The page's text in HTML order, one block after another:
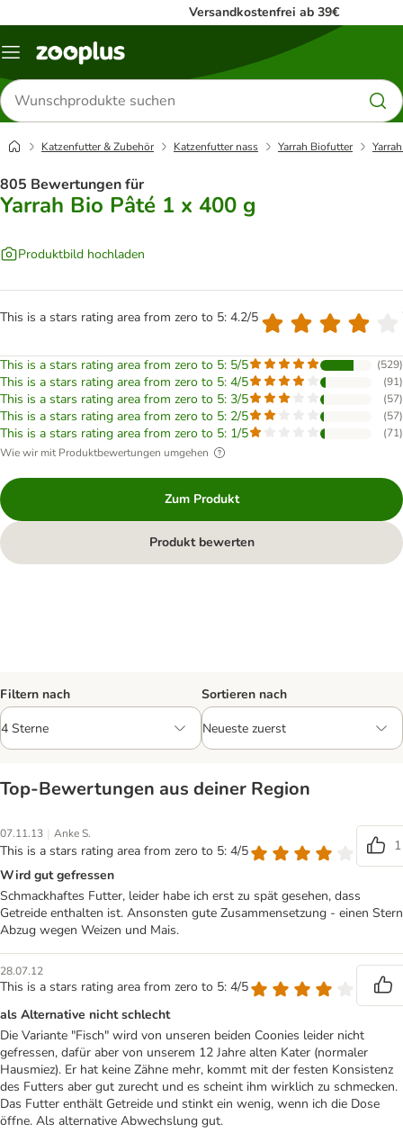
Versandkostenfrei ab 39€
Menü
Produkte
suchen
Katzenfutter & Zubehör Katzenfutter nass Yarrah Biofutter
805 Bewertungen für
Yarrah Bio Pâté 1 x 400 g
Produktbild hochladen
This is a stars rating area from zero to 5: 4.2/5
This is a stars rating area from zero to 5: 5/5 (529)
This is a stars rating area from zero to 5: 4/5 (91)
This is a stars rating area from zero to 5: 3/5 (57)
This is a stars rating area from zero to 5: 2/5 (57)
This is a stars rating area from zero to 5: 1/5 (71)
Wie wir mit Produktbewertungen umgehen
Zum Produkt
Produkt bewerten
Filtern nach Sortieren nach
Top‑Bewertungen aus deiner Region
07.11.13 | Anke S.
This is a stars rating area from zero to 5: 4/5
1
Wird gut gefressen
Schmackhaftes Futter, leider habe ich erst zu spät gesehen, dass
Getreide enthalten ist. Ansonsten gute Zusammensetzung - einen Stern
Abzug wegen Weizen und Mais.
28.07.12
This is a stars rating area from zero to 5: 4/5
als Alternative nicht schlecht
Die Variante "Fisch" wird von unseren beiden Coonies leider nicht
gefressen, dafür aber von unserem 12 Jahre alten Kater (normaler
Hausmiez). Er hat keine Zähne mehr, kommt mit der festen Konsistenz
des Futters aber gut zurecht und es scheint ihm wirklich zu schmecken.
Das Futter enthält Getreide und stinkt ein wenig, wenn ich die Dose
öffne. Als alternative Abwechslung gut.